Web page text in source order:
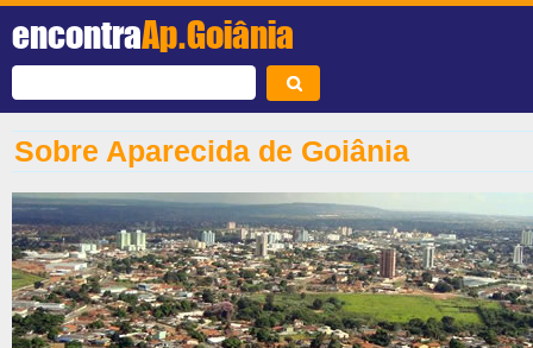
encontraAp.Goiânia
Sobre Aparecida de Goiânia